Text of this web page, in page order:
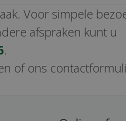
Voor simpele
afspraken kunt u
.
of ons